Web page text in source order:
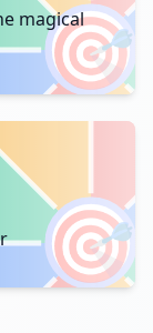
🎯
magical
🎯